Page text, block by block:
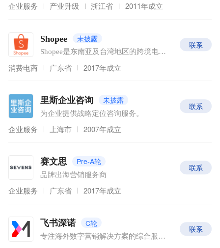
企业服务 产业升级 浙江省 2011年成立
Shopee 未披露
Shopee是东南亚及台湾地区的跨境电商平台
联系
消费电商 广东省 2017年成立
里斯企业咨询 未披露
为企业提供战略定位咨询服务。
联系
企业服务 上海市 2007年成立
赛文思 Pre-A轮
品牌出海营销服务商
联系
企业服务 广东省 2017年成立
飞书深诺 C轮
专注海外数字营销解决方案的综合服务集团
联系